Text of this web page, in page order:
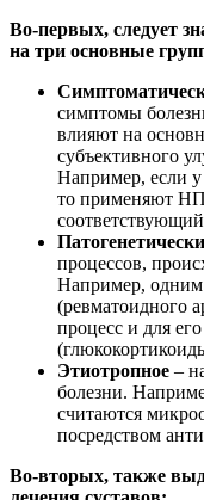
Во-первых, следует
на три основные
симптомы
влияют на
субъективного
Например, если у
то применяют
процессов,
Например, одним
(ревматоидного
процесс и для
Этиотропное –
болезни.
считаются
посредством
Во-вторых, также